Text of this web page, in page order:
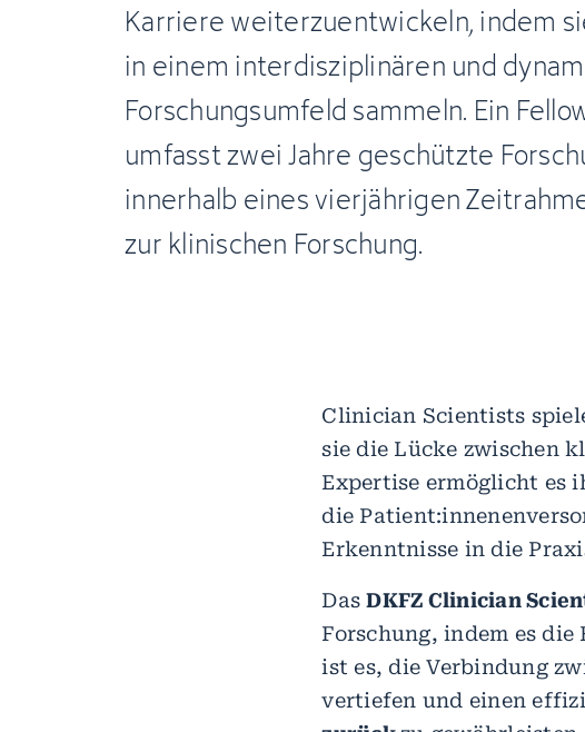
Karriere weiterzuentwickeln, indem
in einem interdisziplinären und
Forschungsumfeld sammeln. Ein
umfasst zwei Jahre geschützte
innerhalb eines vierjährigen
zur klinischen Forschung.
Clinician Scientists
sie die Lücke zwischen
Expertise ermöglicht es
die
Erkenntnisse in die
DasDKFZ Clinician
Forschung, indem es
ist es, die Verbindung
vertiefen und einen